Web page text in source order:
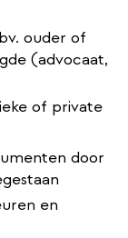
ouder of
(advocaat,
of private
door
en